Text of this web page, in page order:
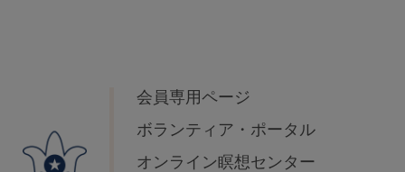
会員専用ページ
ボランティア・ポータル
オンライン瞑想センター